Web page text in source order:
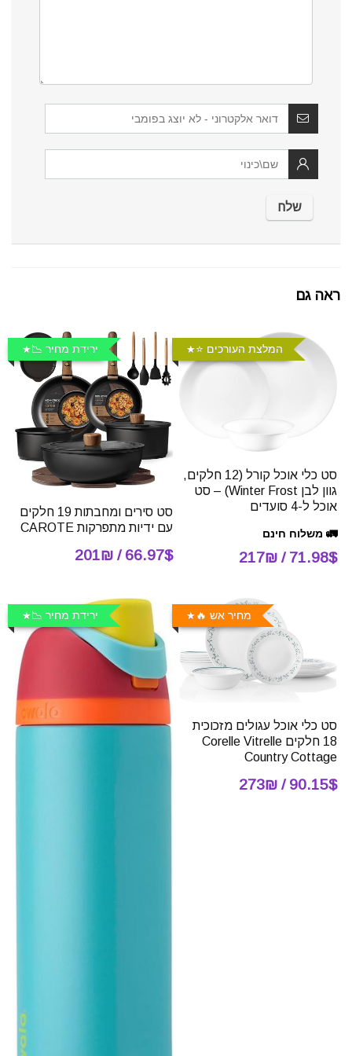
ראה גם
המלצת העורכים ⭐️
סט כלי אוכל קורל (12 חלקים,
גוון לבן Winter Frost) – סט
אוכל ל-4 סועדים
🚛 משלוח חינם
71.98$ / 217₪
ירידת מחיר 📉
סט סירים ומחבתות 19 חלקים
עם ידיות מתפרקות CAROTE
66.97$ / 201₪
מחיר אש 🔥
סט כלי אוכל עגולים מזכוכית
18 חלקים Corelle Vitrelle
Country Cottage
90.15$ / 273₪
ירידת מחיר 📉